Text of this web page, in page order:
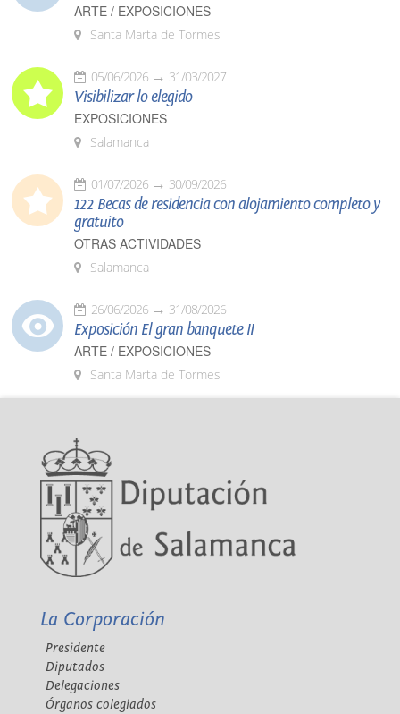
ARTE / EXPOSICIONES
Santa Marta de Tormes
05/06/2026 31/03/2027
Visibilizar lo elegido
EXPOSICIONES
Salamanca
01/07/2026 30/09/2026
122 Becas de residencia con alojamiento completo y
gratuito
OTRAS ACTIVIDADES
Salamanca
26/06/2026 31/08/2026
Exposición El gran banquete II
ARTE / EXPOSICIONES
Santa Marta de Tormes
La Corporación
Presidente
Diputados
Delegaciones
Órganos colegiados